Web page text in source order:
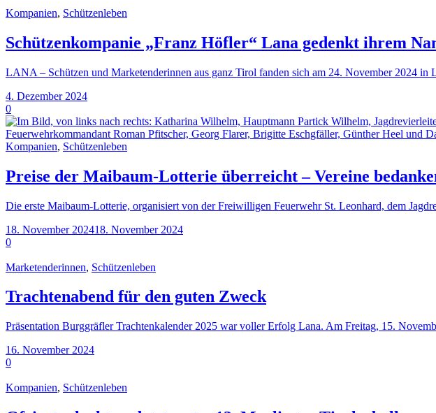
Kompanien, Schützenleben
Schützenkompanie „Franz Höfler“ Lana gedenkt ihrem
LANA – Schützen und Marketenderinnen aus ganz Tirol fanden sich am 24. November 2024 in
4. Dezember 2024
0
Kompanien, Schützenleben
Preise der Maibaum-Lotterie überreicht – Vereine
Die erste Maibaum-Lotterie, organisiert von der Freiwilligen Feuerwehr St. Leonhard, dem
18. November 202418. November 2024
0
Marketenderinnen, Schützenleben
Trachtenabend für den guten Zweck
Präsentation Burggräfler Trachtenkalender 2025 war voller Erfolg Lana. Am Freitag, 15.
16. November 2024
0
Kompanien, Schützenleben